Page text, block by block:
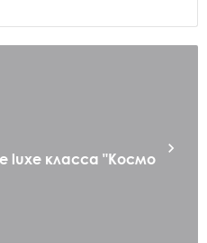
luxe класса "Космо